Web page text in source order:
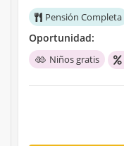
Pensión Completa
Oportunidad:
Niños gratis